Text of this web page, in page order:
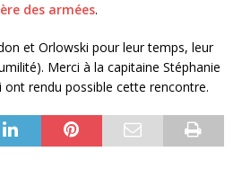
des armées.
et Orlowski pour leur temps, leur
Merci à la capitaine Stéphanie
rendu possible cette rencontre.